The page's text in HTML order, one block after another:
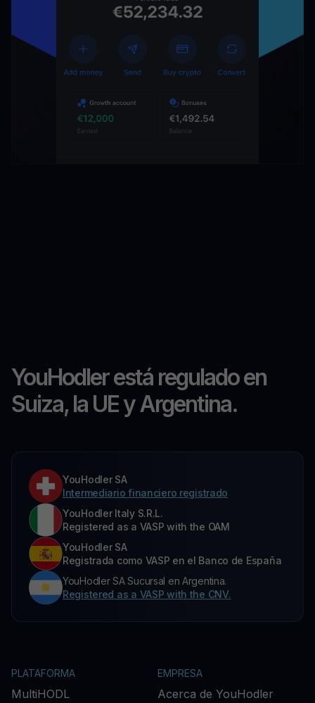
YouHodler está regulado en
Suiza, la UE y Argentina.
YouHodler SA
Intermediario financiero registrado
YouHodler Italy S.R.L.
Registered as a VASP with the OAM
YouHodler SA
Registrada como VASP en el Banco de España
YouHodler SA Sucursal en Argentina.
Registered as a VASP with the CNV.
PLATAFORMA
MultiHODL
EMPRESA
Acerca de YouHodler